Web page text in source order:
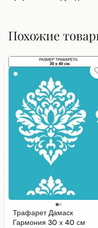
Похожие
Трафарет Дамаск
Гармония 30 х 40 см